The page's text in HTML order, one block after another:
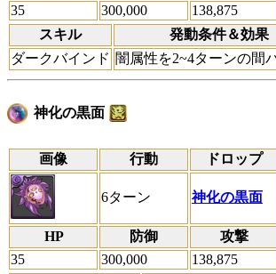
35
300,000
138,875
スキル
発動条件＆効果
ダークバインド 闇属性を2~4ターンの間
神化の黒面
画像 行動 ドロップ
6ターン 神化の黒面
HP 防御
攻撃
35
300,000
138,875